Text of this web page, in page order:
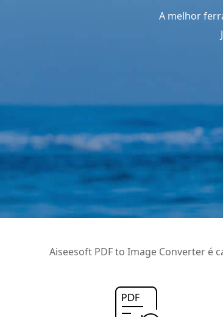
A melhor
Aiseesoft PDF to Image Converter é